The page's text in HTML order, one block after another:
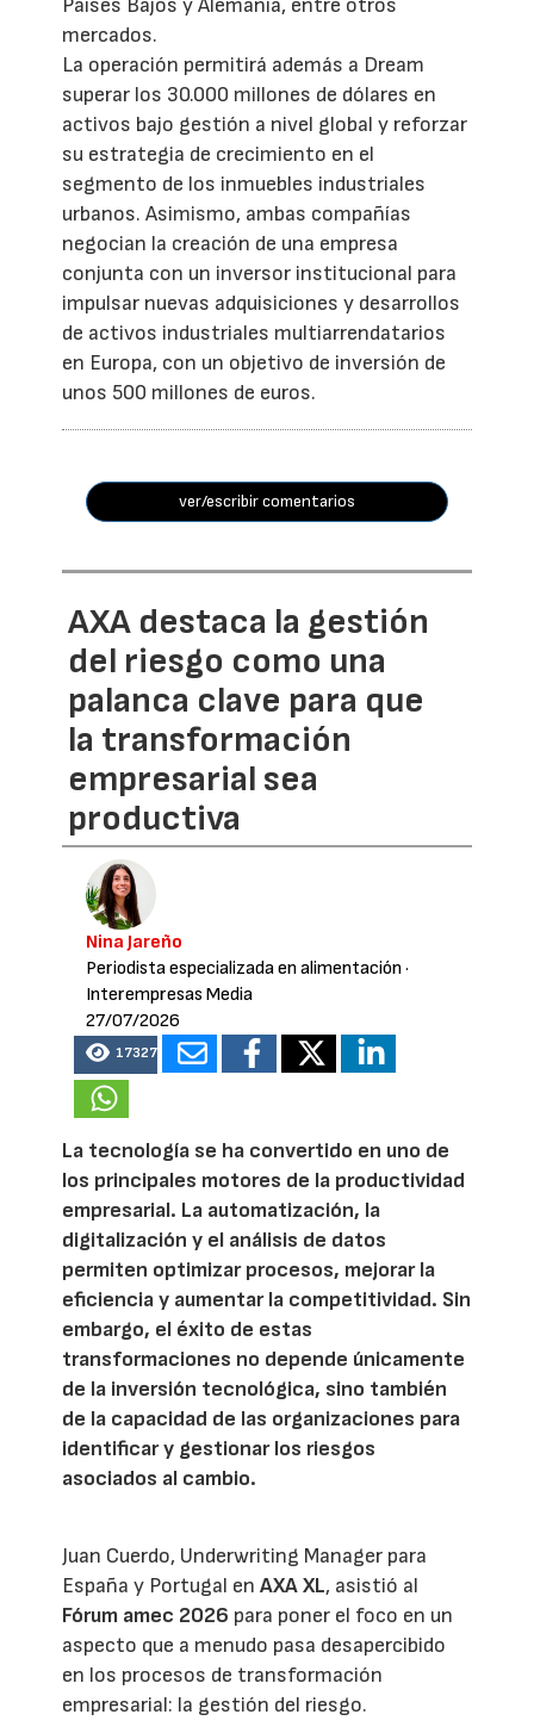
Países Bajos y Alemania, entre otros
mercados.
La operación permitirá además a Dream
superar los 30.000 millones de dólares en
activos bajo gestión a nivel global y reforzar
su estrategia de crecimiento en el
segmento de los inmuebles industriales
urbanos. Asimismo, ambas compañías
negocian la creación de una empresa
conjunta con un inversor institucional para
impulsar nuevas adquisiciones y desarrollos
de activos industriales multiarrendatarios
en Europa, con un objetivo de inversión de
unos 500 millones de euros.
ver/escribir comentarios
AXA destaca la gestión
del riesgo como una
palanca clave para que
la transformación
empresarial sea
productiva
Nina Jareño
Periodista especializada en alimentación ·
Interempresas Media
27/07/2026
17327
La tecnología se ha convertido en uno de
los principales motores de la productividad
empresarial. La automatización, la
digitalización y el análisis de datos
permiten optimizar procesos, mejorar la
eficiencia y aumentar la competitividad. Sin
embargo, el éxito de estas
transformaciones no depende únicamente
de la inversión tecnológica, sino también
de la capacidad de las organizaciones para
identificar y gestionar los riesgos
asociados al cambio.
Juan Cuerdo, Underwriting Manager para
España y Portugal enAXA XL, asistió al
Fórum amec 2026 para poner el foco en un
aspecto que a menudo pasa desapercibido
en los procesos de transformación
empresarial: la gestión del riesgo.